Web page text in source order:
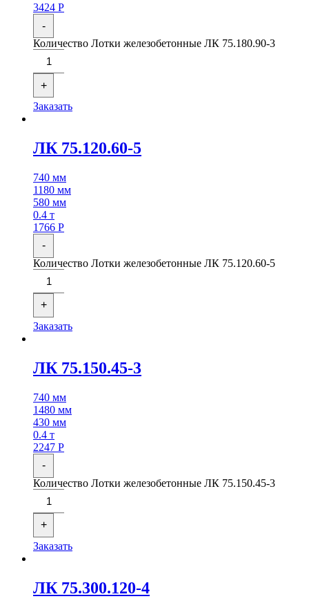
3424 Р
-
Количество Лотки железобетонные ЛК 75.180.90-3
+
Заказать
ЛК 75.120.60-5
740 мм
1180 мм
580 мм
0.4 т
1766 Р
-
Количество Лотки железобетонные ЛК 75.120.60-5
+
Заказать
ЛК 75.150.45-3
740 мм
1480 мм
430 мм
0.4 т
2247 Р
-
Количество Лотки железобетонные ЛК 75.150.45-3
+
Заказать
ЛК 75.300.120-4